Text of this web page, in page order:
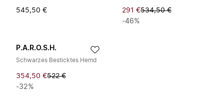
545,50 € 291 €534,50 €
-46%
P.A.R.O.S.H.
Schwarzes Besticktes Hemd
354,50 €522 €
-32%